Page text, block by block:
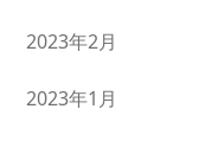
2023年2月
2023年1月